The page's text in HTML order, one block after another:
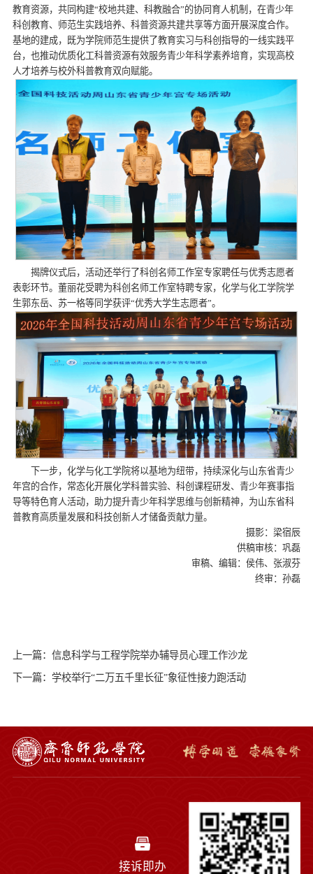
教育资源，共同构建“校地共建、科教融合”的协同育人机制，在青少年
科创教育、师范生实践培养、科普资源共建共享等方面开展深度合作。
基地的建成，既为学院师范生提供了教育实习与科创指导的一线实践平
台，也推动优质化工科普资源有效服务青少年科学素养培育，实现高校
人才培养与校外科普教育双向赋能。
揭牌仪式后，活动还举行了科创名师工作室专家聘任与优秀志愿者
表彰环节。董丽花受聘为科创名师工作室特聘专家，化学与化工学院学
生郭东岳、苏一格等同学获评“优秀大学生志愿者”。
下一步，化学与化工学院将以基地为纽带，持续深化与山东省青少
年宫的合作，常态化开展化学科普实验、科创课程研发、青少年赛事指
导等特色育人活动，助力提升青少年科学思维与创新精神，为山东省科
普教育高质量发展和科技创新人才储备贡献力量。
摄影：梁宿辰
供稿审核：巩磊
审稿、编辑：侯伟、张淑芬
终审：孙磊
上一篇：信息科学与工程学院举办辅导员心理工作沙龙
下一篇：学校举行“二万五千里长征”象征性接力跑活动
接诉即办